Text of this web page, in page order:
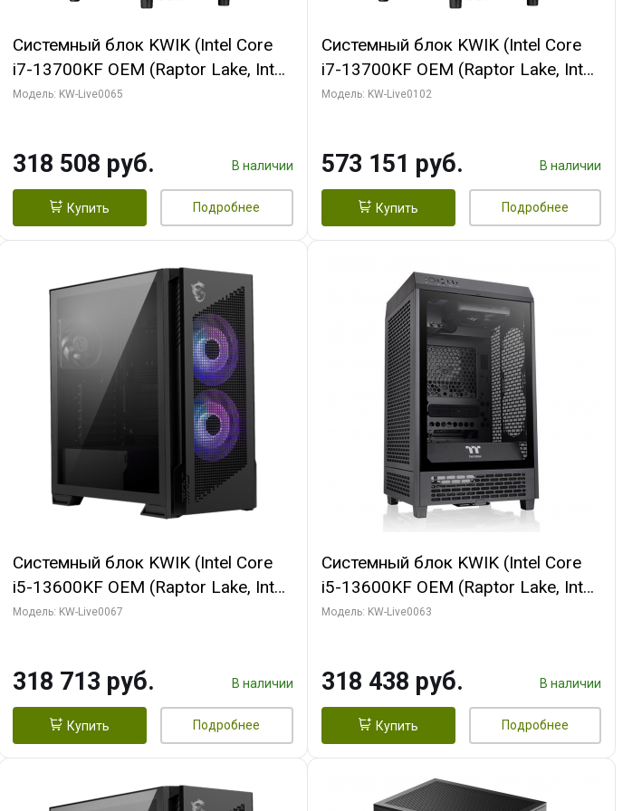
Системный блок KWIK (Intel Core
i7-13700KF OEM (Raptor Lake, Intel
7, C16 8EC/8PC/ 64 ГБ ОЗУ (2
2/ 1 ТБ SSD)
Модель: KW-Live0065
318 508 руб. В наличии
Купить Подробнее
Системный блок KWIK (Intel Core
i7-13700KF OEM (Raptor Lake, Intel
7, C16 8EC/8PC/ 32 ГБ ОЗУ (2
Turbo/ 960 ГБ SSD)
Модель: KW-Live0102
573 151 руб. В наличии
Купить Подробнее
Системный блок KWIK (Intel Core
i5-13600KF OEM (Raptor Lake, Intel
7, C14 8EC/6PC/ 64 ГБ ОЗУ/ Palit
SSD)
Модель: KW-Live0067
318 713 руб. В наличии
Купить Подробнее
Системный блок KWIK (Intel Core
i5-13600KF OEM (Raptor Lake, Intel
7, C14 8EC/6PC/ 64 ГБ ОЗУ/ MSI
SSD)
Модель: KW-Live0063
318 438 руб. В наличии
Купить Подробнее